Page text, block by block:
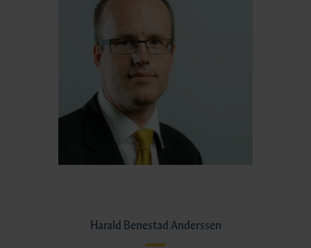
Harald Benestad Anderssen